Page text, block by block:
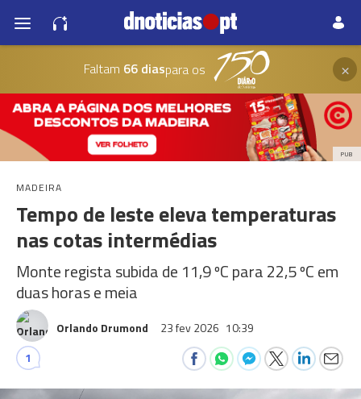
Faltam 66 diaspara os ×
PUB
MADEIRA
Tempo de leste eleva temperaturas
nas cotas intermédias
Monte regista subida de 11,9 ºC para 22,5 ºC em
duas horas e meia
Orlando Drumond 23 fev 2026 10:39
1